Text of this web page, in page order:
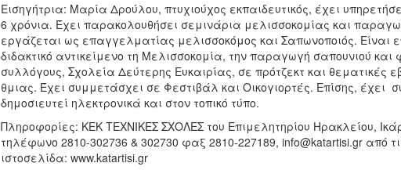
Εισηγήτρια: Μαρία Δρούλου, πτυχιούχος εκπαιδευτικός, έχει
6 χρόνια. Έχει παρακολουθήσει σεμινάρια μελισσοκομίας και
εργάζεται ως επαγγελματίας μελισσοκόμος και Σαπωνοποιός. Είναι
διδακτικό αντικείμενο τη Μελισσοκομία, την παραγωγή σαπουνιού
συλλόγους, Σχολεία Δεύτερης Ευκαιρίας, σε πρότζεκτ και θεματικές
θμιας. Έχει συμμετάσχει σε Φεστιβάλ και Οικογιορτές. Επίσης,
δημοσιευτεί ηλεκτρονικά και στον τοπικό τύπο.
Πληροφορίες: ΚΕΚ ΤΕΧΝΙΚΕΣ ΣΧΟΛΕΣ του Επιμελητηρίου Ηρακλείου,
τηλέφωνο 2810-302736 & 302730 φαξ 2810-227189, info@katartisi.gr από
ιστοσελίδα: www.katartisi.gr